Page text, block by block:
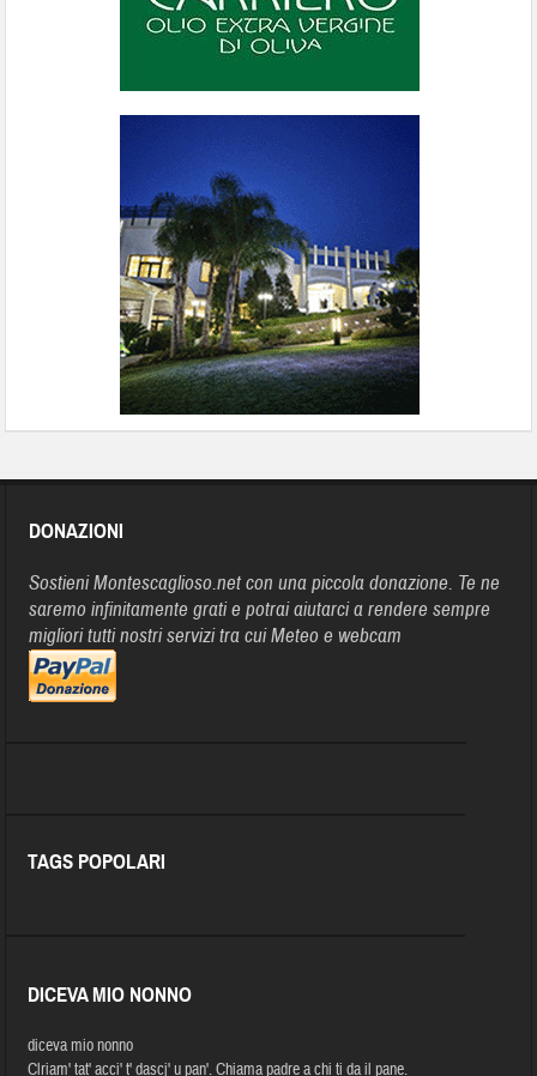
DONAZIONI
Sostieni Montescaglioso.net con una piccola donazione. Te ne
saremo infinitamente grati e potrai aiutarci a rendere sempre
migliori tutti nostri servizi tra cui Meteo e webcam
TAGS POPOLARI
DICEVA MIO NONNO
diceva mio nonno
Clriam' tat' acci' t' dascj' u pan'. Chiama padre a chi ti da il pane.